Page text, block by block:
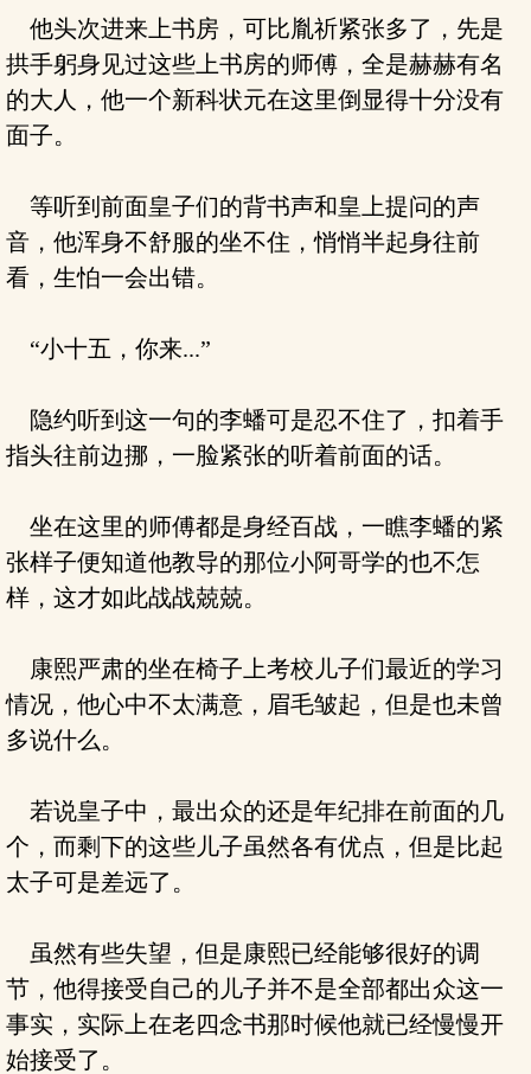
他头次进来上书房，可比胤祈紧张多了，先是
拱手躬身见过这些上书房的师傅，全是赫赫有名
的大人，他一个新科状元在这里倒显得十分没有
面子。
等听到前面皇子们的背书声和皇上提问的声
音，他浑身不舒服的坐不住，悄悄半起身往前
看，生怕一会出错。
“小十五，你来...”
隐约听到这一句的李蟠可是忍不住了，扣着手
指头往前边挪，一脸紧张的听着前面的话。
坐在这里的师傅都是身经百战，一瞧李蟠的紧
张样子便知道他教导的那位小阿哥学的也不怎
样，这才如此战战兢兢。
康熙严肃的坐在椅子上考校儿子们最近的学习
情况，他心中不太满意，眉毛皱起，但是也未曾
多说什么。
若说皇子中，最出众的还是年纪排在前面的几
个，而剩下的这些儿子虽然各有优点，但是比起
太子可是差远了。
虽然有些失望，但是康熙已经能够很好的调
节，他得接受自己的儿子并不是全部都出众这一
事实，实际上在老四念书那时候他就已经慢慢开
始接受了。